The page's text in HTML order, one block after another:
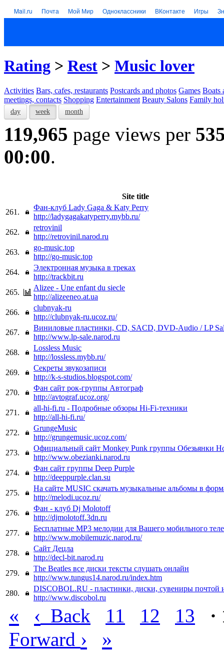
Mail.ru Почта Мой Мир Одноклассники ВКонтакте Игры
Rating > Rest > Music lover
Activities Bars, cafes, restaurants Postcards and photos Games Boats
meetings, contacts Shopping Entertainment Beauty Salons Family
day week month
119,965 page views per
00:00.
Site title
261.
Фан-клуб Lady Gaga & Katy Perry
http://ladygagakatyperry.mybb.ru/
262.
retrovinil
http://retrovinil.narod.ru
263.
go-music.top
http://go-music.top
264.
Электронная музыка в треках
http://trackbit.ru
265.
Alizee - Une enfant du siecle
http://alizeeneo.at.ua
266.
clubnyak-ru
http://clubnyak-ru.ucoz.ru/
267.
Виниловые пластинки, CD, SACD, DVD-Audio / LP
http://www.lp-sale.narod.ru
268.
Lossless Music
http://lossless.mybb.ru/
269.
Секреты звукозаписи
http://k-s-studios.blogspot.com/
270.
Фан сайт рок-группы Автограф
http://avtograf.ucoz.org/
271.
all-hi-fi.ru - Подробные обзоры Hi-Fi-техники
http://all-hi-fi.ru/
272.
GrungeMusic
http://grungemusic.ucoz.com/
273.
Официальный сайт Monkey Punk группы Обезьянки
http://www.obezianki.narod.ru
274.
Фан сайт группы Deep Purple
http://deeppurple.clan.su
275.
На cайте MUSIC скачать музыкальные альбомы в
http://melodi.ucoz.ru/
276.
Фан - клуб Dj Molotoff
http://djmolotoff.3dn.ru
277.
Бесплатные МР3 мелодии для Вашего мобильного
http://www.mobilemuzic.narod.ru/
278.
Сайт Децла
http://decl-bit.narod.ru
279.
The Beatles все диски тексты слушать онлайн
http://www.tungus14.narod.ru/index.htm
280.
DISCOBOL.RU - пластинки, диски, сувениры
http://www.discobol.ru
« ‹ Back 11 12 13
·
Forward › »